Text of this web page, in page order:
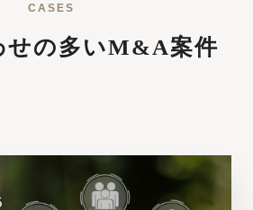
CASES
せの多いM&A案件